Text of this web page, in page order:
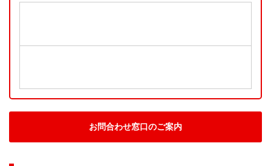
お問合わせ窓口のご案内